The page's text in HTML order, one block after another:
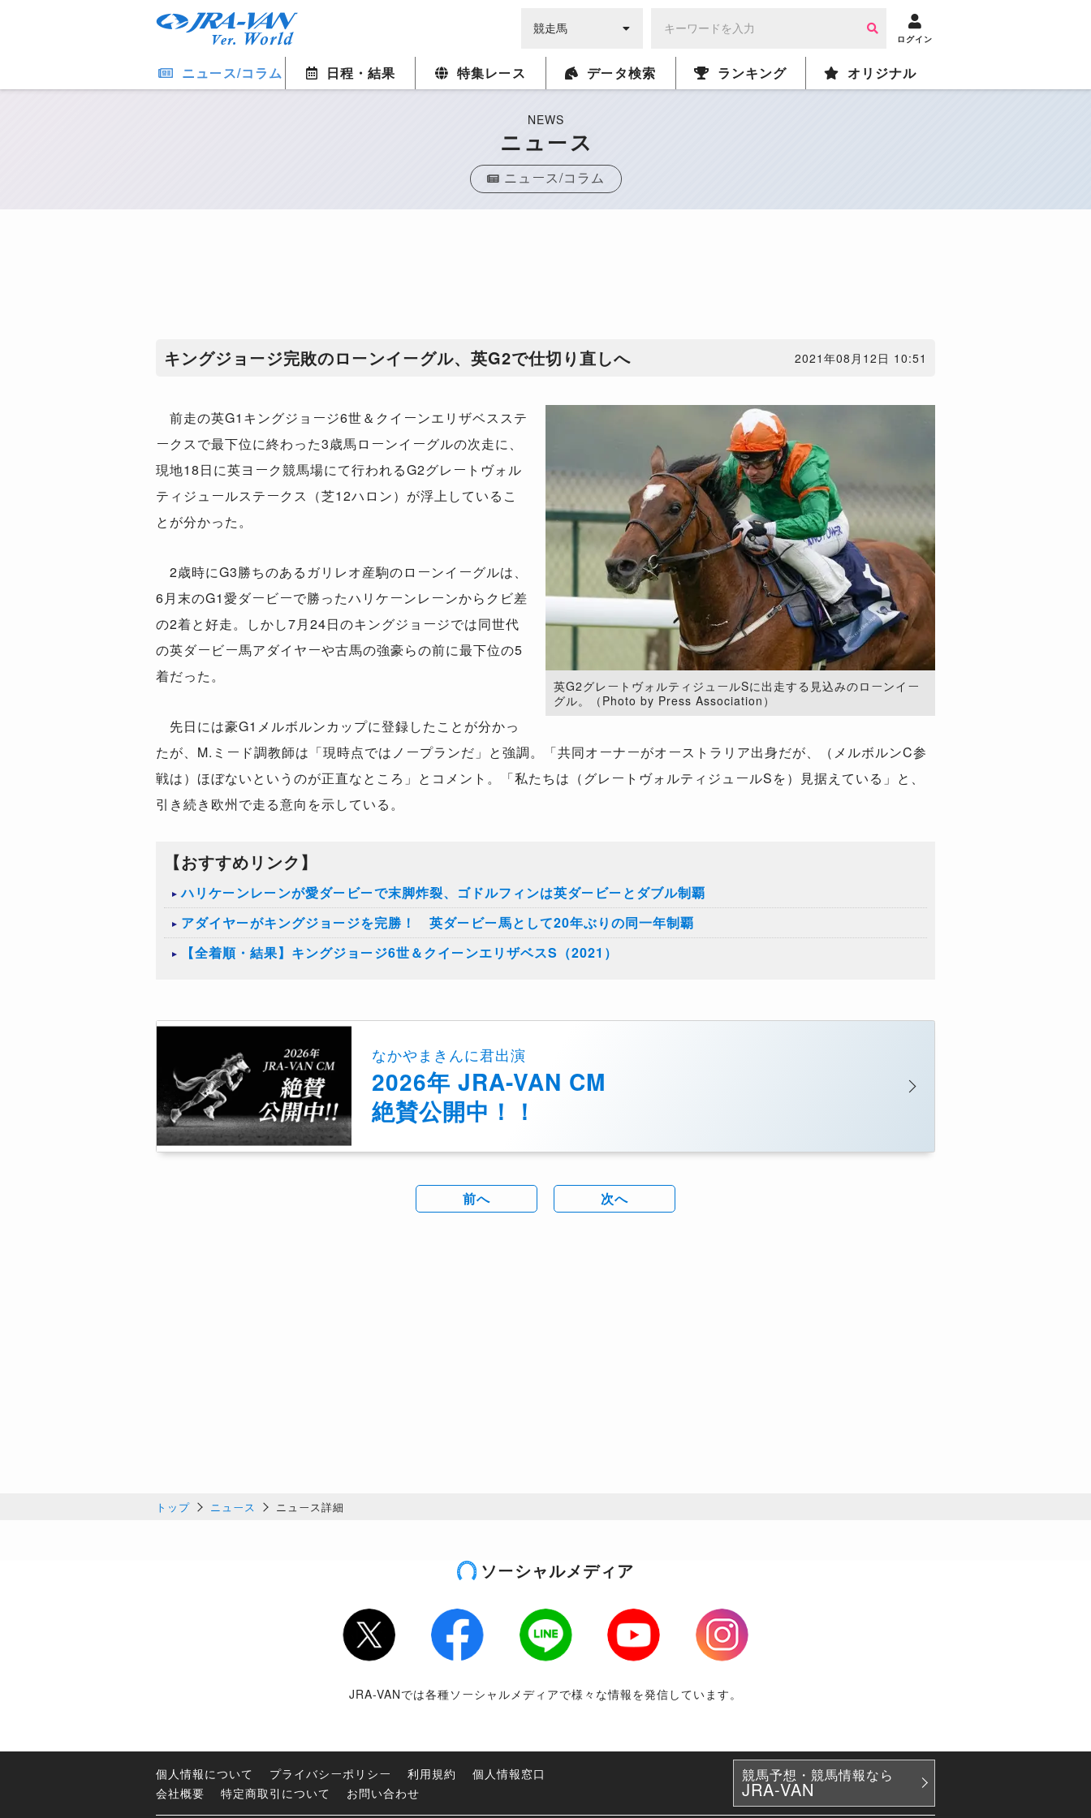
ログイン
ニュース/コラム 日程・結果 特集レース データ検索 ランキング オリジナル
NEWS
ニュース
ニュース/コラム
キングジョージ完敗のローンイーグル、英G2で仕切り直しへ 2021年08月12日 10:51
英G2グレートヴォルティジュールSに出走する見込みのローンイー
グル。（Photo by Press Association）
前走の英G1キングジョージ6世＆クイーンエリザベスステ
ークスで最下位に終わった3歳馬ローンイーグルの次走に、
現地18日に英ヨーク競馬場にて行われるG2グレートヴォル
ティジュールステークス（芝12ハロン）が浮上しているこ
とが分かった。
2歳時にG3勝ちのあるガリレオ産駒のローンイーグルは、
6月末のG1愛ダービーで勝ったハリケーンレーンからクビ差
の2着と好走。しかし7月24日のキングジョージでは同世代
の英ダービー馬アダイヤーや古馬の強豪らの前に最下位の5
着だった。
先日には豪G1メルボルンカップに登録したことが分かっ
たが、M.ミード調教師は「現時点ではノープランだ」と強調。「共同オーナーがオーストラリア出身だが、（メルボルンC参
戦は）ほぼないというのが正直なところ」とコメント。「私たちは（グレートヴォルティジュールSを）見据えている」と、
引き続き欧州で走る意向を示している。
【おすすめリンク】
ハリケーンレーンが愛ダービーで末脚炸裂、ゴドルフィンは英ダービーとダブル制覇
アダイヤーがキングジョージを完勝！ 英ダービー馬として20年ぶりの同一年制覇
【全着順・結果】キングジョージ6世＆クイーンエリザベスS（2021）
なかやまきんに君出演
2026年 JRA-VAN CM
絶賛公開中！！
前へ 次へ
トップ ニュース ニュース詳細
ソーシャルメディア
Twitter Facebook LINE Youtube
Instagram
JRA-VANでは各種ソーシャルメディアで様々な情報を発信しています。
個人情報について プライバシーポリシー 利用規約
個人情報窓口
会社概要
特定商取引について お問い合わせ
競馬予想・競馬情報なら
JRA-VAN